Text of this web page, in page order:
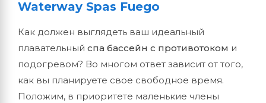
Waterway Spas Fuego
Как должен выглядеть ваш идеальный
плавательный спа бассейн с противотоком и
подогревом? Во многом ответ зависит от того,
как вы планируете свое свободное время.
Положим, в приоритете маленькие члены